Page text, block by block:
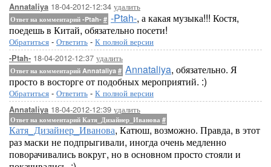
Annataliya 18-04-2012-12:34 удалить
Ответ на комментарий -Ptah- # -Ptah-, а какая музыка!!! Костя,
поедешь в Китай, обязательно посети!
Обратиться - Ответить - К полной версии
-Ptah- 18-04-2012-12:37 удалить
Ответ на комментарий Annataliya # Annataliya, обязательно. Я
просто в восторге от подобных мероприятий. :)
Обратиться - Ответить - К полной версии
Annataliya 18-04-2012-12:39 удалить
Ответ на комментарий Катя_Дизайнер_Иванова #
Катя_Дизайнер_Иванова, Катюш, возможно. Правда, в этот
раз маски не подпрыгивали, иногда очень медленно
поворачивались вокруг, но в основном просто стояли и